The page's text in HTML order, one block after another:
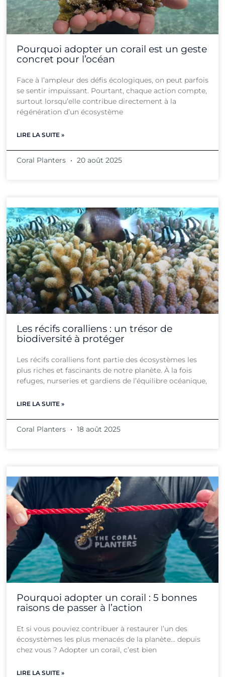
Pourquoi adopter un corail est un geste
concret pour l’océan
Face à l’ampleur des défis écologiques, on peut parfois
se sentir impuissant. Pourtant, chaque action compte,
surtout lorsqu’elle contribue directement à la
régénération d’un écosystème
LIRE LA SUITE »
Coral Planters 20 août 2025
Les récifs coralliens : un trésor de
biodiversité à protéger
Les récifs coralliens font partie des écosystèmes les
plus riches et fascinants de notre planète. À la fois
refuges, nurseries et gardiens de l’équilibre océanique,
LIRE LA SUITE »
Coral Planters 18 août 2025
Pourquoi adopter un corail : 5 bonnes
raisons de passer à l’action
Et si vous pouviez contribuer à restaurer l’un des
écosystèmes les plus menacés de la planète… depuis
chez vous ? Adopter un corail, c’est bien
LIRE LA SUITE »